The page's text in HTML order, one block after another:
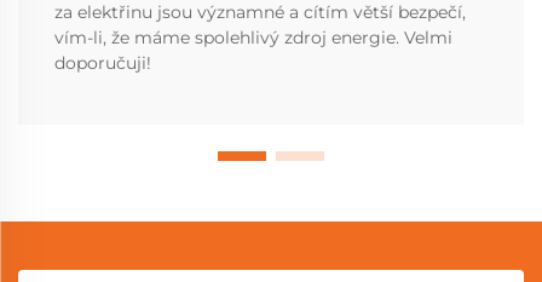
za elektřinu jsou významné a cítím větší bezpečí,
vím-li, že máme spolehlivý zdroj energie. Velmi
doporučuji!